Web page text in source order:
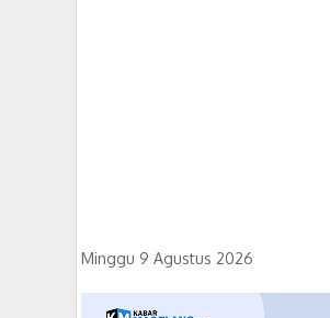
Minggu 9 Agustus 2026